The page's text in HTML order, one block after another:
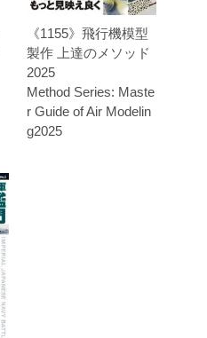
《1155》飛行機模型
製作 上達のメソッド
2025
Method Series: Maste
r Guide of Air Modelin
g2025